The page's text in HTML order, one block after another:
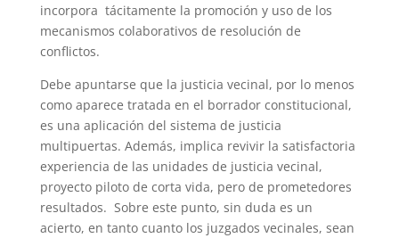
incorpora tácitamente la promoción y uso de los
mecanismos colaborativos de resolución de
conflictos.
Debe apuntarse que la justicia vecinal, por lo menos
como aparece tratada en el borrador constitucional,
es una aplicación del sistema de justicia
multipuertas. Además, implica revivir la satisfactoria
experiencia de las unidades de justicia vecinal,
proyecto piloto de corta vida, pero de prometedores
resultados. Sobre este punto, sin duda es un
acierto, en tanto cuanto los juzgados vecinales, sean